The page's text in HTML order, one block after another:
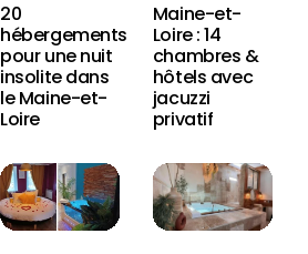
20
hébergements
pour une nuit
insolite dans
le Maine-et-
Loire
Maine-et-
Loire : 14
chambres &
hôtels avec
jacuzzi
privatif